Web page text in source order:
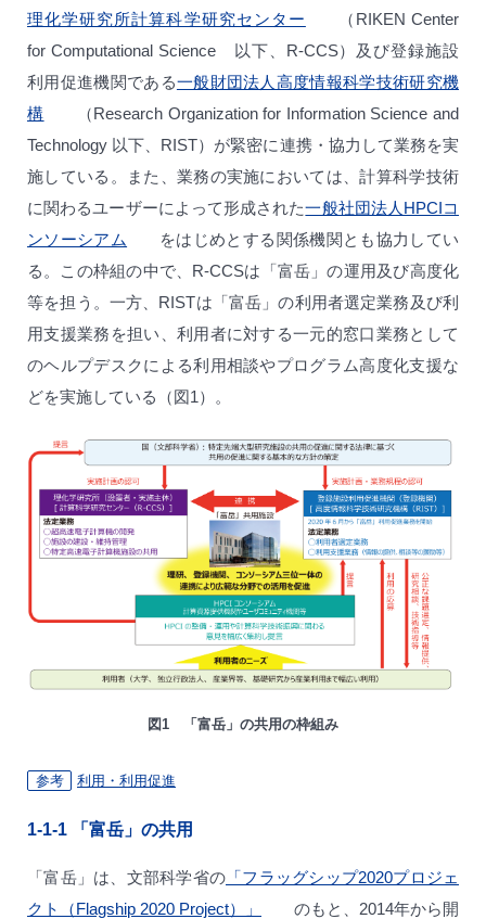
理化学研究所計算科学研究センター
（RIKEN Center
for Computational Science 以下、R-CCS）及び登録施設
利用促進機関である一般財団法人高度情報科学技術研究機
構
（Research Organization for Information Science and
Technology 以下、RIST）が緊密に連携・協力して業務を実
施している。また、業務の実施においては、計算科学技術
に関わるユーザーによって形成された一般社団法人HPCIコ
ンソーシアム
をはじめとする関係機関とも協力してい
る。この枠組の中で、R-CCSは「富岳」の運用及び高度化
等を担う。一方、RISTは「富岳」の利用者選定業務及び利
用支援業務を担い、利用者に対する一元的窓口業務として
のヘルプデスクによる利用相談やプログラム高度化支援な
どを実施している（図1）。
図1 「富岳」の共用の枠組み
参考 利用・利用促進
1-1-1 「富岳」の共用
「富岳」は、文部科学省の 「フラッグシップ2020プロジェ
クト（Flagship 2020 Project）」
のもと、2014年から開